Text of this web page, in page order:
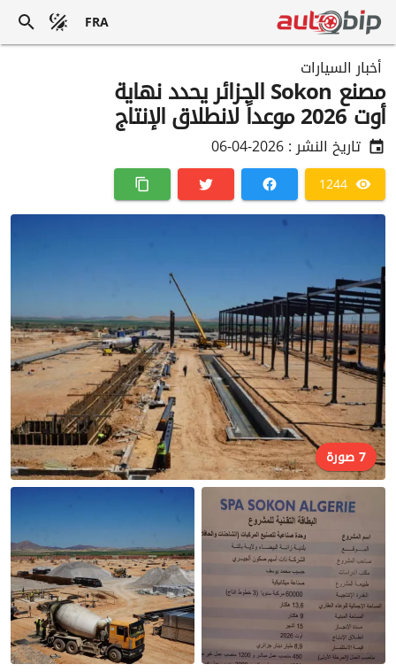
FRA
أخبار السيارات
مصنع Sokon الجزائر يحدد نهاية
أوت 2026 موعداً لانطلاق الإنتاج
تاريخ النشر :2026-04-06
1244
7 صورة